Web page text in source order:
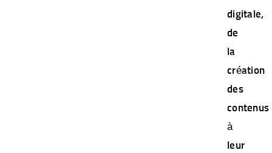
digitale,
de
la
création
des
contenus
à
leur